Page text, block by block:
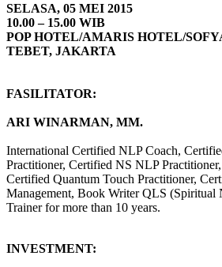
SELASA, 05 MEI 2015
10.00 – 15.00 WIB
POP HOTEL/AMARIS HOTEL/
TEBET, JAKARTA
FASILITATOR:
ARI WINARMAN, MM.
International Certified NLP Coach,
Practitioner, Certified NS NLP
Certified Quantum Touch Practitioner,
Management, Book Writer QLS (Spiritual
Trainer for more than 10 years.
INVESTMENT: